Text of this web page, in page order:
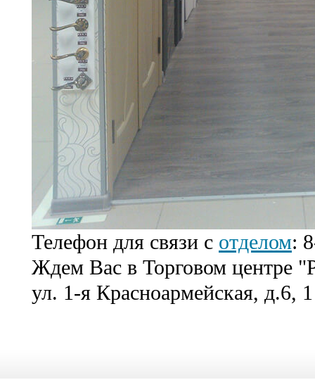
Телефон для связи с отделом:
Ждем Вас в Торговом центре
ул. 1-я Красноармейская, д.6,